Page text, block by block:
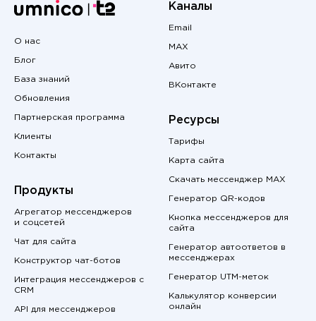
О нас
Блог
База знаний
Обновления
Партнерская программа
Клиенты
Контакты
Продукты
Агрегатор мессенджеров
и соцсетей
Чат для сайта
Конструктор чат-ботов
Интеграция мессенджеров с
CRM
API для мессенджеров
Каналы
Email
MAX
Авито
ВКонтакте
Ресурсы
Тарифы
Карта сайта
Скачать мессенджер MAX
Генератор QR-кодов
Кнопка мессенджеров для
сайта
Генератор автоответов в
мессенджерах
Генератор UTM-меток
Калькулятор конверсии
онлайн